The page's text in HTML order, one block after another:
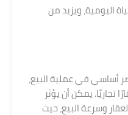
اليومية، ويزيد من
أساسي في عملية البيع،
تجاريًا. يمكن أن يؤثر
وسرعة البيع، حيث